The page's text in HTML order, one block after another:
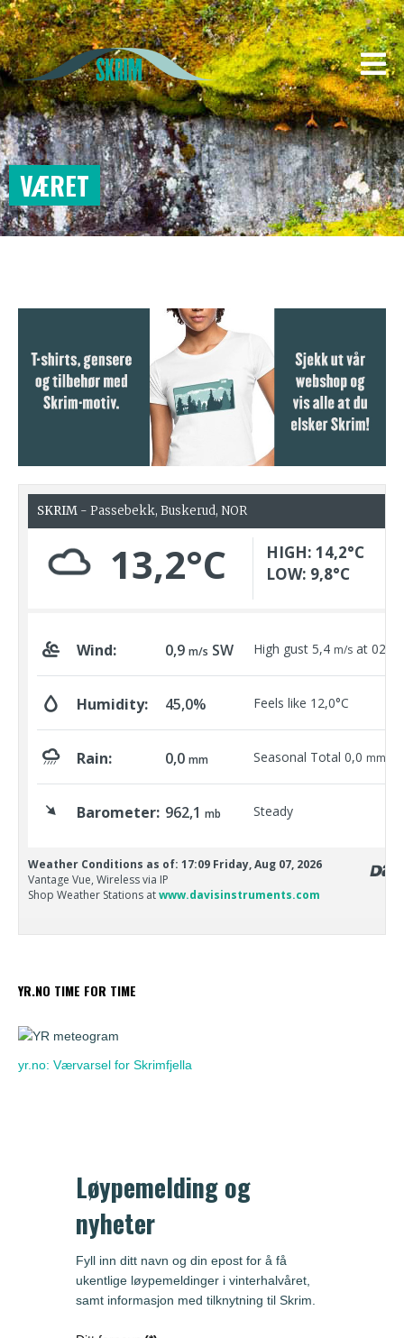
VÆRET
YR.NO TIME FOR TIME
yr.no: Værvarsel for Skrimfjella
Løypemelding og
nyheter
Fyll inn ditt navn og din epost for å få
ukentlige løypemeldinger i vinterhalvåret,
samt informasjon med tilknytning til Skrim.